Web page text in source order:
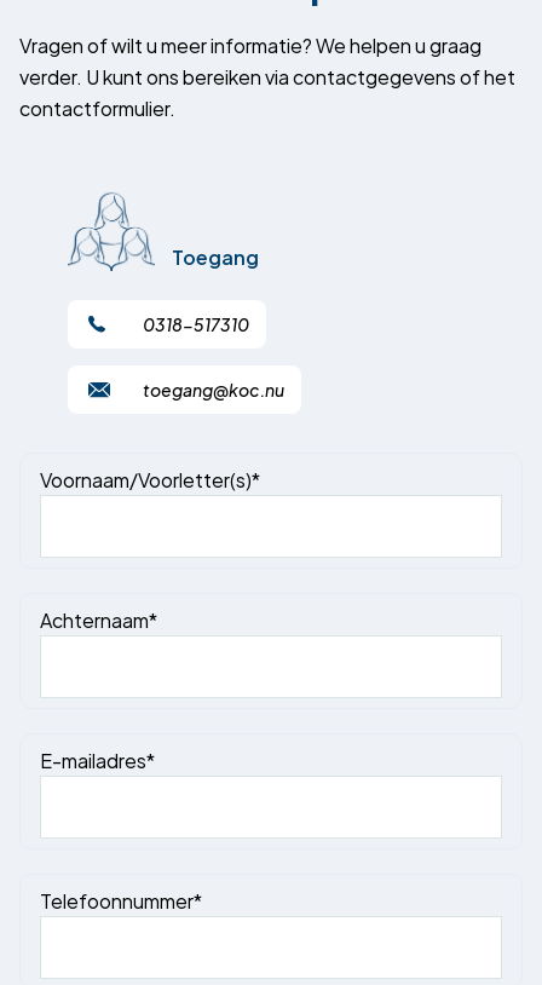
Vragen of wilt u meer informatie? We helpen u graag
verder. U kunt ons bereiken via contactgegevens of het
contactformulier.
Toegang
0318-517310
toegang@koc.nu
Voornaam/Voorletter(s)*
Achternaam*
E-mailadres*
Telefoonnummer*